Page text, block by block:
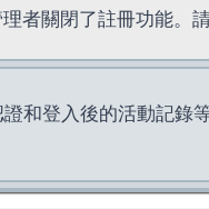
者關閉了註冊功能。
和登入後的活動記錄